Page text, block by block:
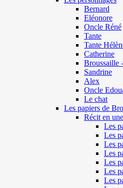
Bernard
Eléonore
Oncle Réné
Tante
Tante
Catherine
Broussaille
Sandrine
Alex
Oncle
Le chat
Les papiers de
Récit en
Les
Les
Les
Les
Les
Les
Les